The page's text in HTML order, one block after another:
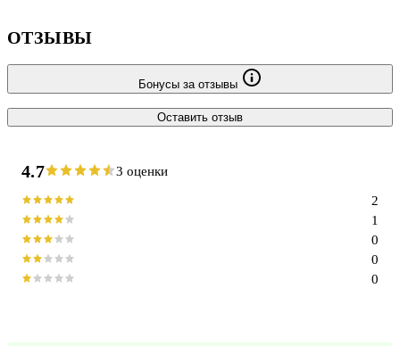
ОТЗЫВЫ
Бонусы за отзывы
Оставить отзыв
4.7 3 оценки
0
0
0
1
2